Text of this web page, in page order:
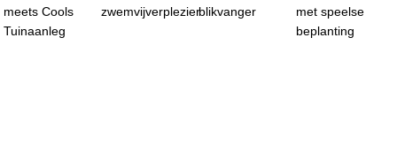
meets Cools
Tuinaanleg
zwemvijverplezierblikvanger
met speelse
beplanting